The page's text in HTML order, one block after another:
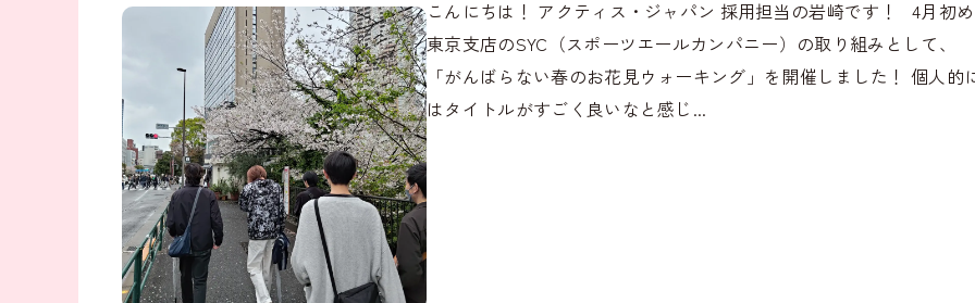
こんにちは！ アクティス・ジャパン 採用担当の岩崎です！ 4月初
東京支店のSYC（スポーツエールカンパニー）の取り組みとして、
「がんばらない春のお花見ウォーキング」を開催しました！ 個人的
はタイトルがすごく良いなと感じ...